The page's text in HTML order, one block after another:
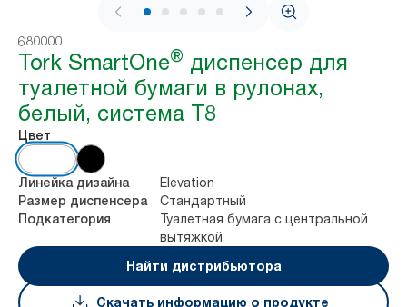
1 / 8
680000
Tork SmartOne® диспенсер для
туалетной бумаги в рулонах,
белый, система T8
Цвет
Линейка дизайна Elevation
Размер диспенсера Стандартный
Подкатегория
Туалетная бумага с центральной
вытяжкой
Найти дистрибьютора
Скачать информацию о продукте